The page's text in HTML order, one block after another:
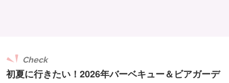
初夏に行きたい！2026年バーベキュー＆ビアガーデ
Check